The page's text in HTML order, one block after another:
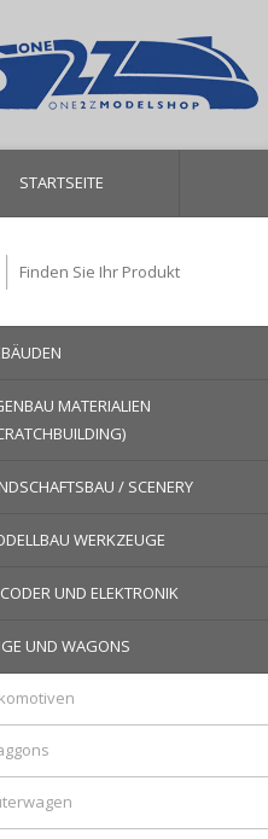
STARTSEITE
MATERIALIEN
/ SCENERY
WERKZEUGE
UND ELEKTRONIK
UND WAGONS